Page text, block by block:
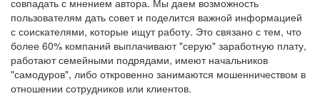
совпадать с мнением автора. Мы даем возможность
пользователям дать совет и поделится важной информацией
с соискателями, которые ищут работу. Это связано с тем, что
более 60% компаний выплачивают "серую" заработную плату,
работают семейными подрядами, имеют начальников
"самодуров", либо откровенно занимаются мошенничеством в
отношении сотрудников или клиентов.